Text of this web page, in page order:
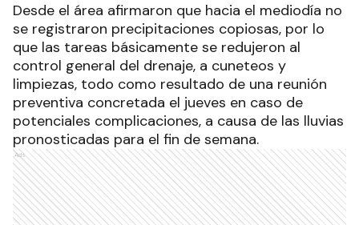
Desde el área afirmaron que hacia el mediodía no
se registraron precipitaciones copiosas, por lo
que las tareas básicamente se redujeron al
control general del drenaje, a cuneteos y
limpiezas, todo como resultado de una reunión
preventiva concretada el jueves en caso de
potenciales complicaciones, a causa de las lluvias
pronosticadas para el fin de semana.
Ads